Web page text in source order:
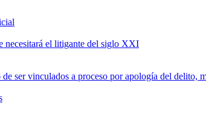
necesitará el litigante del siglo XXI